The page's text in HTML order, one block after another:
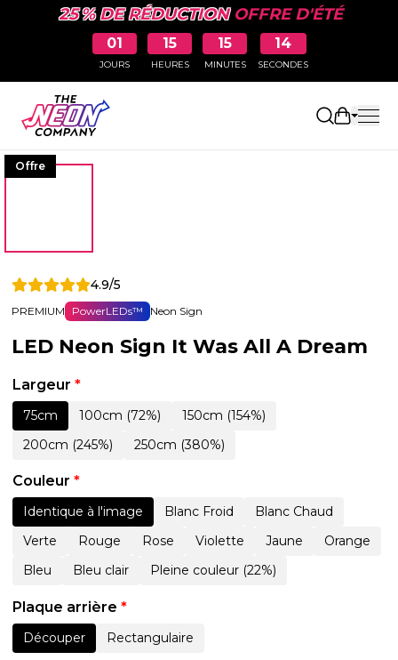
25 % DE RÉDUCTIONOFFRE D'ÉTÉ
01
JOURS
15
HEURES
15
MINUTES
13
SECONDES
Ouvrir
Offre
4.9/5
PREMIUM PowerLEDs™ Neon Sign
LED Neon Sign It Was All A Dream
Largeur *
75cm 100cm (72%)
150cm (154%)
200cm (245%)
250cm (380%)
Couleur *
Identique à l'image Blanc Froid
Blanc Chaud
Verte
Rouge Rose Violette Jaune
Orange
Bleu
Bleu clair Pleine couleur (22%)
Plaque arrière *
Découper Rectangulaire